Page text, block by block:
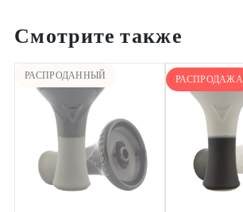
Смотрите также
РАСПРОДАННЫЙ РАСПРОДАЖА